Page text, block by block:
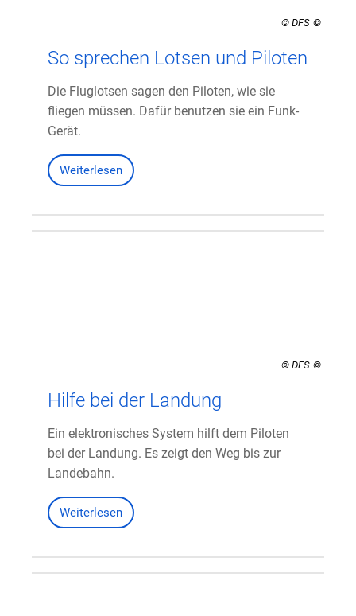
© DFS
So sprechen Lotsen und Piloten
Die Fluglotsen sagen den Piloten, wie sie
fliegen müssen. Dafür benutzen sie ein Funk-
Gerät.
Weiterlesen
© DFS
Hilfe bei der Landung
Ein elektronisches System hilft dem Piloten
bei der Landung. Es zeigt den Weg bis zur
Landebahn.
Weiterlesen